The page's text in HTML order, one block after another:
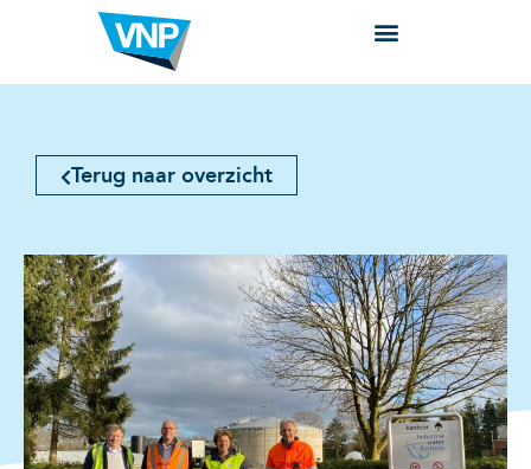
Terug naar overzicht